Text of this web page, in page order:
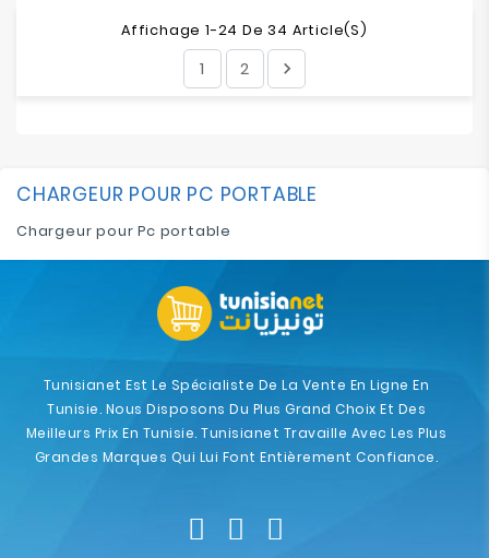
Affichage 1-24 De 34 Article(s)
1 2 
CHARGEUR POUR PC PORTABLE
Chargeur pour Pc portable
Tunisianet Est Le Spécialiste De La Vente En Ligne En
Tunisie. Nous Disposons Du Plus Grand Choix Et Des
Meilleurs Prix En Tunisie. Tunisianet Travaille Avec Les Plus
Grandes Marques Qui Lui Font Entièrement Confiance.